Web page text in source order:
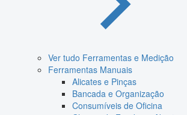
Ver tudo Ferramentas e Medição
Ferramentas Manuais
Alicates e Pinças
Bancada e Organização
Consumíveis de Oficina